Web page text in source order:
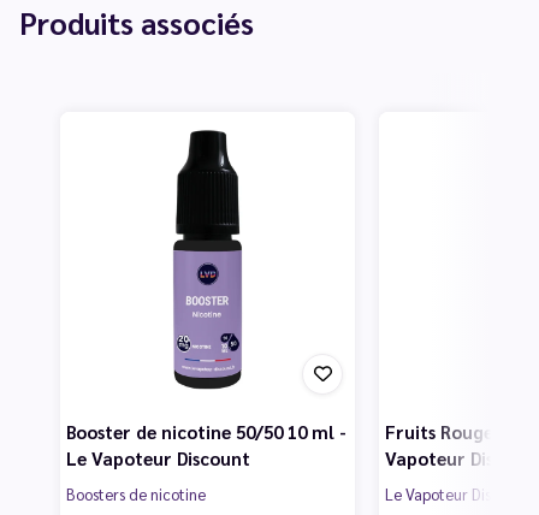
Produits associés
Booster de nicotine 50/50 10 ml -
Le Vapoteur Discount
Boosters de nicotine
Fruits Rouges 50
Vapoteur
Le Vapoteur Discount